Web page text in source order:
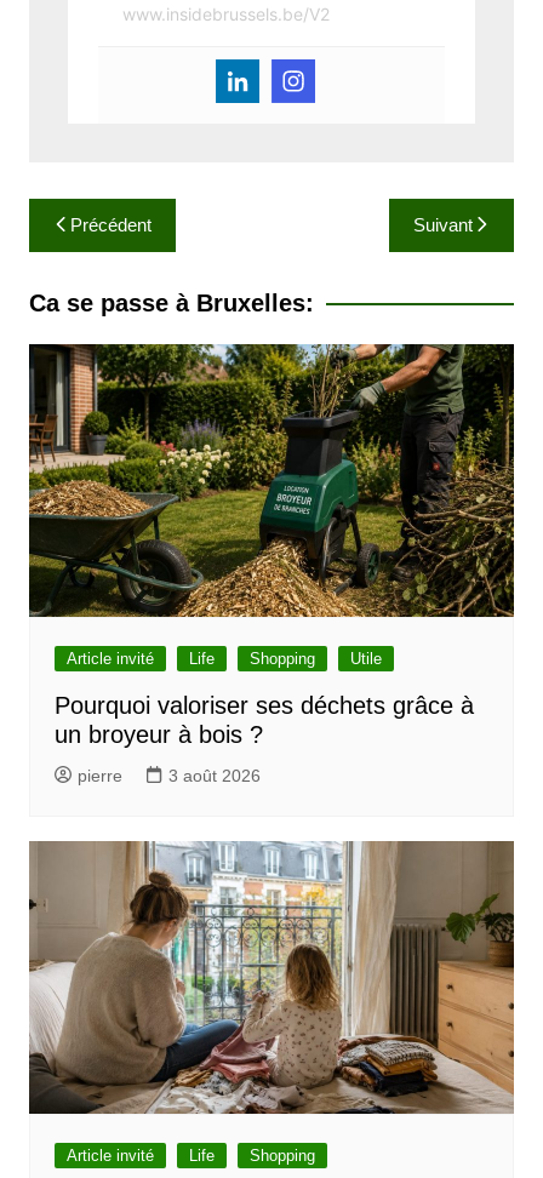
www.insidebrussels.be/V2
a
v
g
a
t
i
o
n
d
e
c
e
Précédent Suivant
Ca se passe à Bruxelles:
Article invité Life Shopping Utile
Pourquoi valoriser ses déchets grâce à
un broyeur à bois ?
pierre 3 août 2026
Article invité Life Shopping